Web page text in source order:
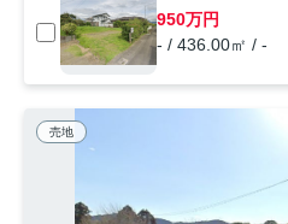
950万円
- / 436.00㎡ / -
売地